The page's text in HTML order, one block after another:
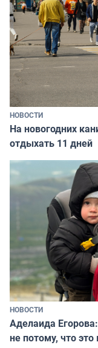
НОВОСТИ
На новогодних
отдыхать 11 дней
НОВОСТИ
Аделаида
не потому, что